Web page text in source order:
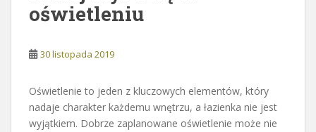
oświetleniu
30 listopada 2019
Oświetlenie to jeden z kluczowych elementów, który
nadaje charakter każdemu wnętrzu, a łazienka nie jest
wyjątkiem. Dobrze zaplanowane oświetlenie może nie